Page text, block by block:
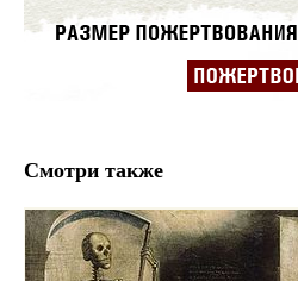
Смотри также